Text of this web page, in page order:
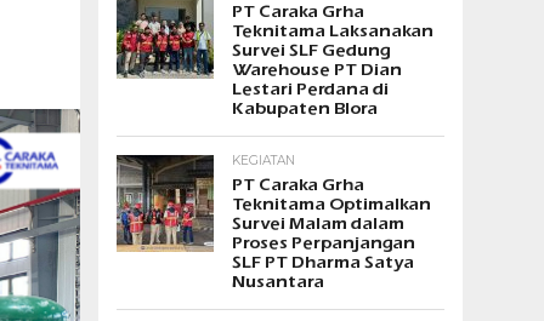
PT Caraka Grha
Teknitama Laksanakan
Survei SLF Gedung
Warehouse PT Dian
Lestari Perdana di
Kabupaten Blora
KEGIATAN
PT Caraka Grha
Teknitama Optimalkan
Survei Malam dalam
Proses Perpanjangan
SLF PT Dharma Satya
Nusantara